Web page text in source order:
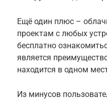
Ещё один плюс –
проектам с любых
бесплатно
является
находится в одном
Из минусов